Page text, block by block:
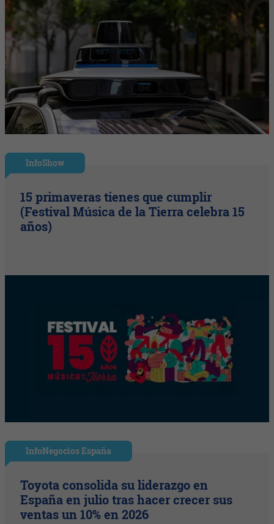
InfoShow
15 primaveras tienes que cumplir
(Festival Música de la Tierra celebra 15
años)
InfoNegocios España
Toyota consolida su liderazgo en
España en julio tras hacer crecer sus
ventas un 10% en 2026